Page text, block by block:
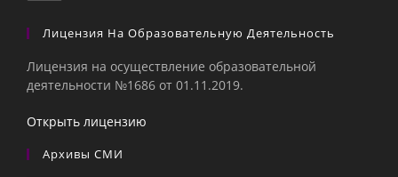
Лицензия На Образовательную Деятельность
Лицензия на осуществление образовательной
деятельности №1686 от 01.11.2019.
Открыть лицензию
Архивы СМИ